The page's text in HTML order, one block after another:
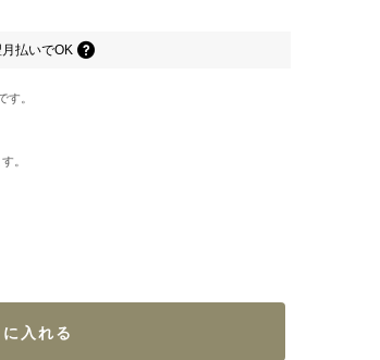
払いでOK
。
。
入れる